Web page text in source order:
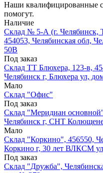
Наши квалифицированные
помогут.
Наличие
Склад № 5-А (г. Челябинск,
454053, Челябинская обл,
50В
Под заказ
Склад ТТ Блюхера, 123-в,
Челябинск г, Блюхера ул,
Мало
Склад "Офис"
Под заказ
Склад "Меридиан
Челябинск г, СНТ
Мало
Склад "Коркино", 456550,
Коркино г, 30 лет ВЛКСМ
Под заказ
Склад "Дружба",